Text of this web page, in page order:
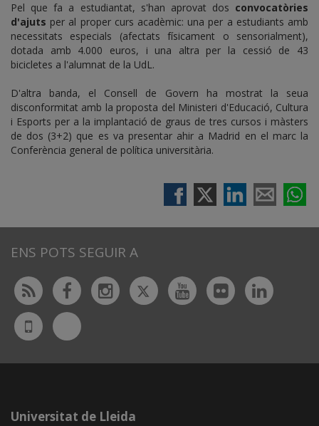
Pel que fa a estudiantat, s'han aprovat dos convocatòries
d'ajuts per al proper curs acadèmic: una per a estudiants amb
necessitats especials (afectats físicament o sensorialment),
dotada amb 4.000 euros, i una altra per la cessió de 43
bicicletes a l'alumnat de la UdL.
D'altra banda, el Consell de Govern ha mostrat la seua
disconformitat amb la proposta del Ministeri d'Educació, Cultura
i Esports per a la implantació de graus de tres cursos i màsters
de dos (3+2) que es va presentar ahir a Madrid en el marc la
Conferència general de política universitària.
ENS POTS SEGUIR A
Rss FacebookInstagram
TwitterYoutubeFlickr
UdL
App
Bluesky
Universitat de Lleida